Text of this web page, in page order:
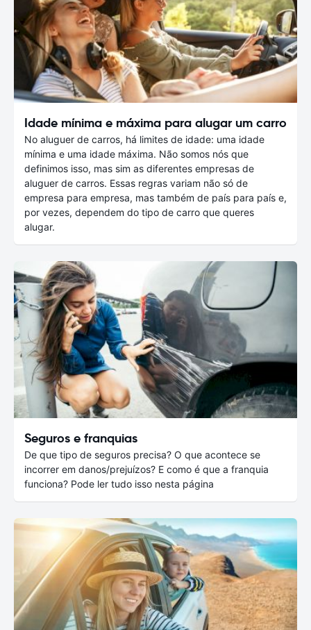
Idade mínima e máxima para alugar um carro
No aluguer de carros, há limites de idade: uma idade
mínima e uma idade máxima. Não somos nós que
definimos isso, mas sim as diferentes empresas de
aluguer de carros. Essas regras variam não só de
empresa para empresa, mas também de país para país e,
por vezes, dependem do tipo de carro que queres
alugar.
Seguros e franquias
De que tipo de seguros precisa? O que acontece se
incorrer em danos/prejuízos? E como é que a franquia
funciona? Pode ler tudo isso nesta página